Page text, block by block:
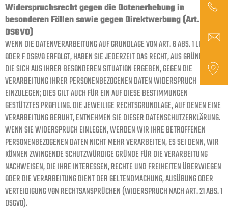
Widerspruchsrecht gegen die Datenerhebung in
besonderen Fällen sowie gegen Direktwerbung (Art. 21
DSGVO)
WENN DIE DATENVERARBEITUNG AUF GRUNDLAGE VON ART. 6 ABS. 1 LIT. E
ODER F DSGVO ERFOLGT, HABEN SIE JEDERZEIT DAS RECHT, AUS GRÜNDEN,
DIE SICH AUS IHRER BESONDEREN SITUATION ERGEBEN, GEGEN DIE
VERARBEITUNG IHRER PERSONENBEZOGENEN DATEN WIDERSPRUCH
EINZULEGEN; DIES GILT AUCH FÜR EIN AUF DIESE BESTIMMUNGEN
GESTÜTZTES PROFILING. DIE JEWEILIGE RECHTSGRUNDLAGE, AUF DENEN EINE
VERARBEITUNG BERUHT, ENTNEHMEN SIE DIESER DATENSCHUTZERKLÄRUNG.
WENN SIE WIDERSPRUCH EINLEGEN, WERDEN WIR IHRE BETROFFENEN
PERSONENBEZOGENEN DATEN NICHT MEHR VERARBEITEN, ES SEI DENN, WIR
KÖNNEN ZWINGENDE SCHUTZWÜRDIGE GRÜNDE FÜR DIE VERARBEITUNG
NACHWEISEN, DIE IHRE INTERESSEN, RECHTE UND FREIHEITEN ÜBERWIEGEN
ODER DIE VERARBEITUNG DIENT DER GELTENDMACHUNG, AUSÜBUNG ODER
VERTEIDIGUNG VON RECHTSANSPRÜCHEN (WIDERSPRUCH NACH ART. 21 ABS. 1
DSGVO).